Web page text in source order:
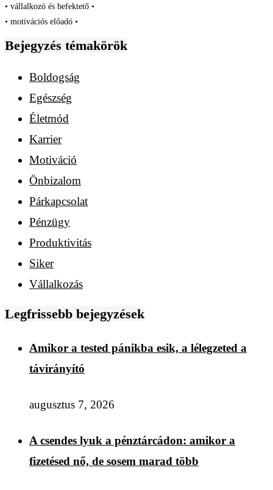
• vállalkozó és befektető •
• motivációs előadó •
Bejegyzés témakörök
Boldogság
Egészség
Életmód
Karrier
Motiváció
Önbizalom
Párkapcsolat
Pénzügy
Produktivitás
Siker
Vállalkozás
Legfrissebb bejegyzések
Amikor a tested pánikba esik, a lélegzeted a
távirányító
augusztus 7, 2026
A csendes lyuk a pénztárcádon: amikor a
fizetésed nő, de sosem marad több